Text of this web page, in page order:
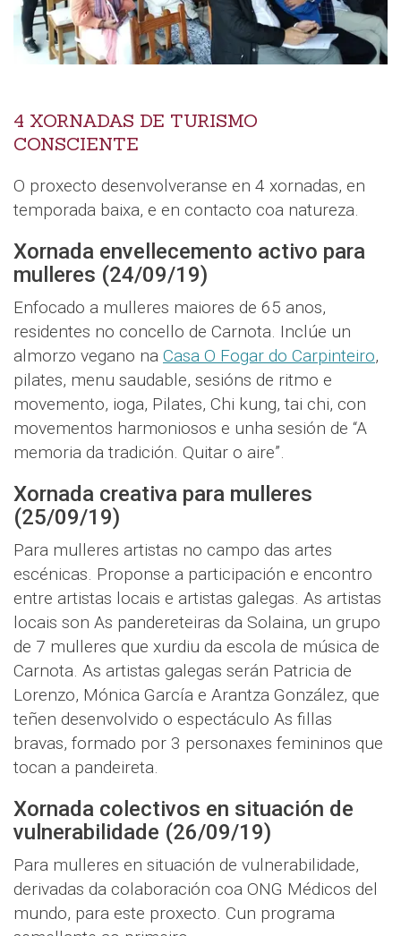
4 XORNADAS DE TURISMO
CONSCIENTE
O proxecto desenvolveranse en 4 xornadas, en
temporada baixa, e en contacto coa natureza.
Xornada envellecemento activo para
mulleres (24/09/19)
Enfocado a mulleres maiores de 65 anos,
residentes no concello de Carnota. Inclúe un
almorzo vegano na Casa O Fogar do Carpinteiro,
pilates, menu saudable, sesións de ritmo e
movemento, ioga, Pilates, Chi kung, tai chi, con
movementos harmoniosos e unha sesión de “A
memoria da tradición. Quitar o aire”.
Xornada creativa para mulleres
(25/09/19)
Para mulleres artistas no campo das artes
escénicas. Proponse a participación e encontro
entre artistas locais e artistas galegas. As artistas
locais son As pandereteiras da Solaina, un grupo
de 7 mulleres que xurdiu da escola de música de
Carnota. As artistas galegas serán Patricia de
Lorenzo, Mónica García e Arantza González, que
teñen desenvolvido o espectáculo As fillas
bravas, formado por 3 personaxes femininos que
tocan a pandeireta.
Xornada colectivos en situación de
vulnerabilidade (26/09/19)
Para mulleres en situación de vulnerabilidade,
derivadas da colaboración coa ONG Médicos del
mundo, para este proxecto. Cun programa